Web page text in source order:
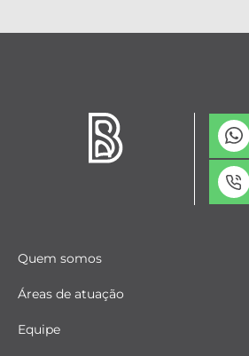
Quem somos
Áreas de atuação
Equipe